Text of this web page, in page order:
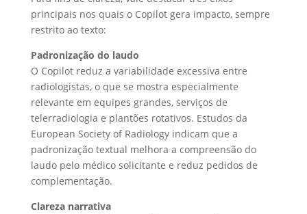
principais nos quais o Copilot gera impacto, sempre
restrito ao texto:
Padronização do laudo
O Copilot reduz a variabilidade excessiva entre
radiologistas, o que se mostra especialmente
relevante em equipes grandes, serviços de
telerradiologia e plantões rotativos. Estudos da
European Society of Radiology indicam que a
padronização textual melhora a compreensão do
laudo pelo médico solicitante e reduz pedidos de
complementação.
Clareza narrativa